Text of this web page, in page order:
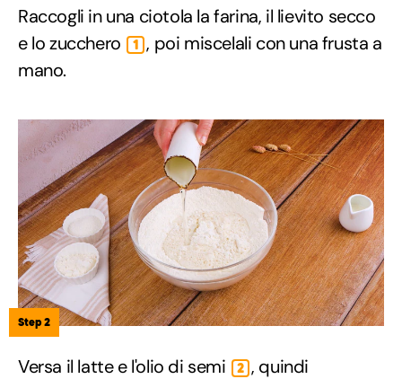
Raccogli in una ciotola la farina, il lievito secco
e lo zucchero
1 , poi miscelali con una frusta a
mano.
Step 2
Versa il latte e l'olio di semi 2 , quindi